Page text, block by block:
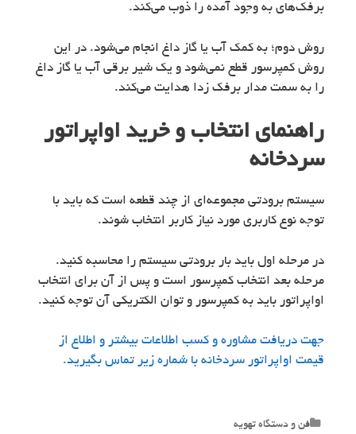
برفک‌های به ‌وجود آمده را ذوب می‌کند.
روش دوم؛ به کمک آب یا گاز داغ انجام می‌شود. در این
روش کمپرسور قطع نمی‌شود و یک شیر برقی آب یا گاز داغ
را به سمت مدار برفک زدا هدایت می‌کند.
راهنمای انتخاب و خرید اواپراتور
سردخانه
سیستم برودتی مجموعه‌ای از چند قطعه است که باید با
توجه نوع کاربری مورد نیاز کاربر انتخاب شوند.
در مرحله اول باید بار برودتی سیستم را محاسبه کنید.
مرحله بعد انتخاب کمپرسور است و پس از آن برای انتخاب
اواپراتور باید به کمپرسور و توان الکتریکی آن توجه کنید.
جهت دریافت مشاوره و کسب اطلاعات بیشتر و اطلاع از
قیمت اواپراتور سردخانه با شماره زیر تماس بگیرید.
Categories
فن و دستگاه تهویه